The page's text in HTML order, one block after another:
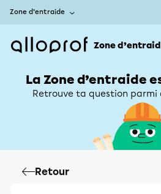
Zone d’entraide
Zone
La Zone d’entraide
Retrouve ta question parmi
Retour